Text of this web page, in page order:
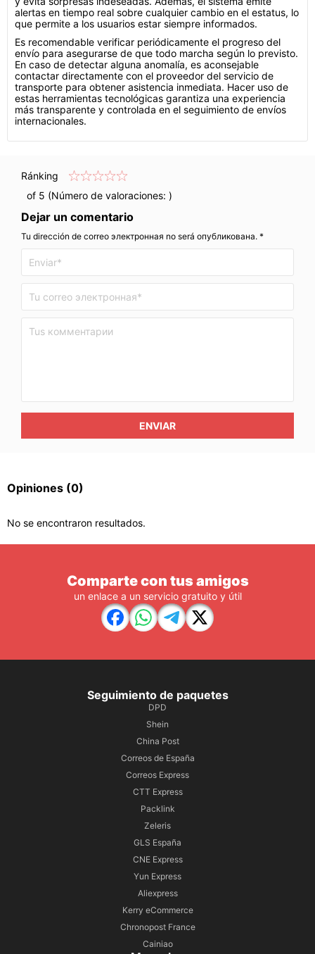
alertas en tiempo real sobre cualquier cambio en el estatus, lo
que permite a los usuarios estar siempre informados.
Es recomendable verificar periódicamente el progreso del
envío para asegurarse de que todo marcha según lo previsto.
En caso de detectar alguna anomalía, es aconsejable
contactar directamente con el proveedor del servicio de
transporte para obtener asistencia inmediata. Hacer uso de
estas herramientas tecnológicas garantiza una experiencia
más transparente y controlada en el seguimiento de envíos
internacionales.
Ránking
of 5 (Número de valoraciones: )
Dejar un comentario
Tu dirección de correo электронная no será опубликована. *
ENVIAR
Opiniones (0)
No se encontraron resultados.
Comparte con tus amigos
un enlace a un servicio gratuito y útil
Seguimiento de paquetes
DPD
Shein
China Post
Correos de España
Correos Express
CTT Express
Packlink
Zeleris
GLS España
CNE Express
Yun Express
Aliexpress
Kerry eCommerce
Chronopost France
Cainiao